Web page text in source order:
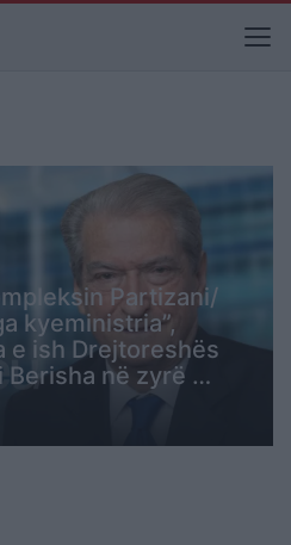
Partizani/
kyeministria”,
e ish Drejtoreshës
Berisha në zyrë …